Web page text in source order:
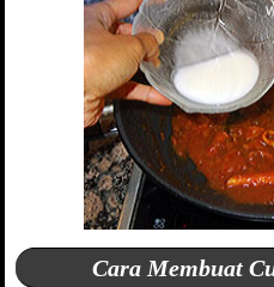
Cara Membuat